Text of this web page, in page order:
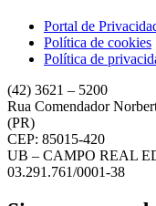
Portal de
Política de cookies
Política de
(42) 3621 – 5200
Rua Comendador
(PR)
CEP: 85015-420
UB – CAMPO REAL
03.291.761/0001-38